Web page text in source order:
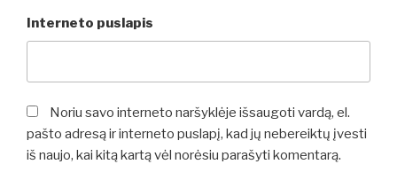
Interneto puslapis
Noriu savo interneto naršyklėje išsaugoti vardą, el.
pašto adresą ir interneto puslapį, kad jų nebereiktų įvesti
iš naujo, kai kitą kartą vėl norėsiu parašyti komentarą.